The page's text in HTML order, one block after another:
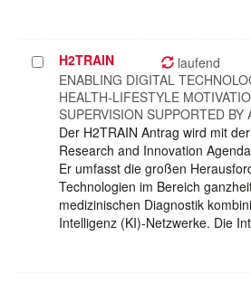
Projekt
auswählen
H2TRAIN laufend
ENABLING DIGITAL
HEALTH-LIFESTYLE
SUPERVISION SUPPORTED BY
Der H2TRAIN Antrag wird mit
Research and Innovation
Er umfasst die großen
Technologien im Bereich
medizinischen Diagnostik
Intelligenz (KI)-Netzwerke. Die